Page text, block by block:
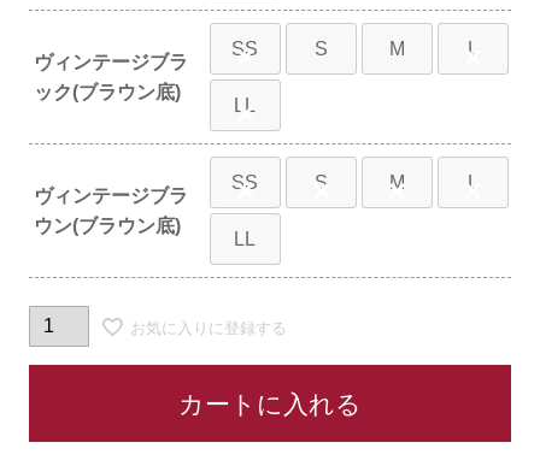
ヴィンテージブラ
ック(ブラウン底)
SS
× S M L×
LL
×
ヴィンテージブラ
ウン(ブラウン底)
SS
× S
× M
× L×
LL
お気に入りに登録する
カートに入れる